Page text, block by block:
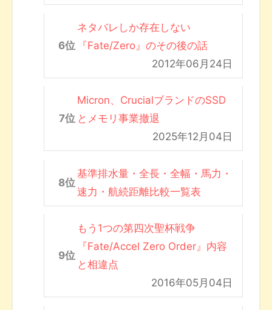
ネタバレしか存在しない
『Fate/Zero』のその後の話
2012年06月24日
Micron、CrucialブランドのSSD
とメモリ事業撤退
2025年12月04日
基準排水量・全長・全幅・馬力・
速力・航続距離比較一覧表
もう1つの第四次聖杯戦争
『Fate/Accel Zero Order』内容
と相違点
2016年05月04日